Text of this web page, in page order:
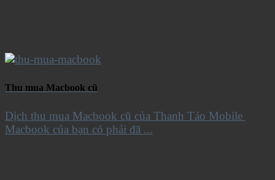
Thu mua Macbook cũ
Dịch thu mua Macbook cũ của Thanh Táo Mobile
Macbook của bạn có phải đã ...